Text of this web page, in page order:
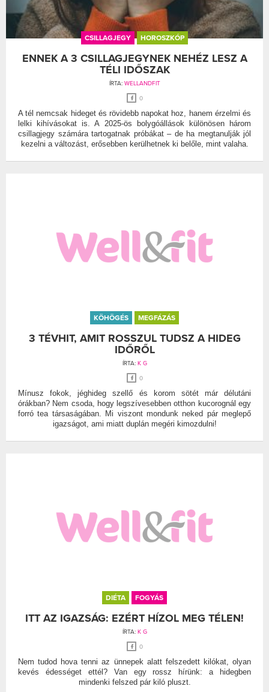
CSILLAGJEGY HOROSZKÓP
ENNEK A 3 CSILLAGJEGYNEK NEHÉZ LESZ A
TÉLI IDŐSZAK
ÍRTA: WELLANDFIT
0
A tél nemcsak hideget és rövidebb napokat hoz, hanem érzelmi és
lelki kihívásokat is. A 2025-ös bolygóállások különösen három
csillagjegy számára tartogatnak próbákat – de ha megtanulják jól
kezelni a változást, erősebben kerülhetnek ki belőle, mint valaha.
KÖHÖGÉS MEGFÁZÁS
3 TÉVHIT, AMIT ROSSZUL TUDSZ A HIDEG
IDŐRŐL
ÍRTA: K G
0
Mínusz fokok, jéghideg szellő és korom sötét már délutáni
órákban? Nem csoda, hogy legszívesebben otthon kucorognál egy
forró tea társaságában. Mi viszont mondunk neked pár meglepő
igazságot, ami miatt duplán megéri kimozdulni!
DIÉTA FOGYÁS
ITT AZ IGAZSÁG: EZÉRT HÍZOL MEG TÉLEN!
ÍRTA: K G
0
Nem tudod hova tenni az ünnepek alatt felszedett kilókat, olyan
kevés édességet ettél? Van egy rossz hírünk: a hidegben
mindenki felszed pár kiló pluszt.